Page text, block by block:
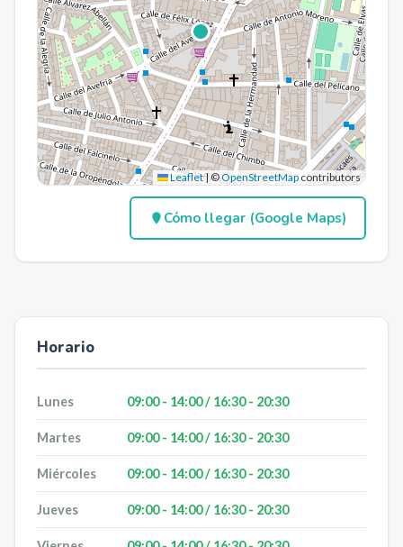
Leaflet|©OpenStreetMap contributors
Cómo llegar (Google Maps)
Horario
Lunes 09:00 - 14:00 / 16:30 - 20:30
Martes 09:00 - 14:00 / 16:30 - 20:30
Miércoles 09:00 - 14:00 / 16:30 - 20:30
Jueves 09:00 - 14:00 / 16:30 - 20:30